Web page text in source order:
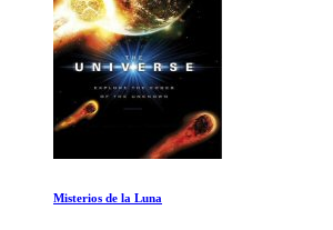
Aves